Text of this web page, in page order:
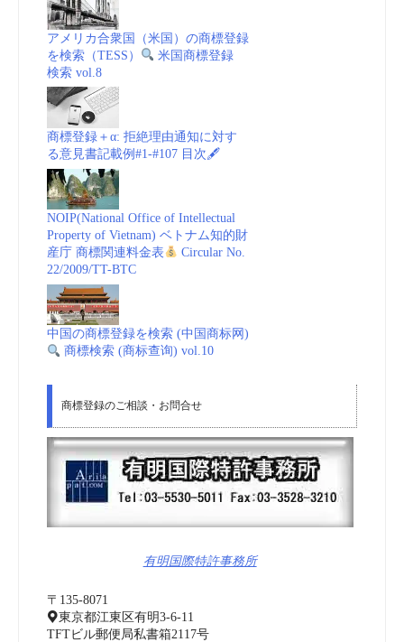
アメリカ合衆国（米国）の商標登録
を検索（TESS）
米国商標登録
検索 vol.8
商標登録＋α: 拒絶理由通知に対す
る意見書記載例#1-#107 目次🖋
NOIP(National Office of Intellectual
Property of Vietnam) ベトナム知的財
産庁 商標関連料金表
Circular No.
22/2009/TT-BTC
中国の商標登録を検索 (中国商标网)
商標検索 (商标查询) vol.10
商標登録のご相談・お問合せ
有明国際特許事務所
〒135-8071
東京都江東区有明3-6-11
TFTビル郵便局私書箱2117号